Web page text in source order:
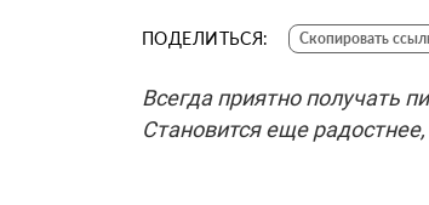
ПОДЕЛИТЬСЯ:
Всегда приятно получать
Становится еще